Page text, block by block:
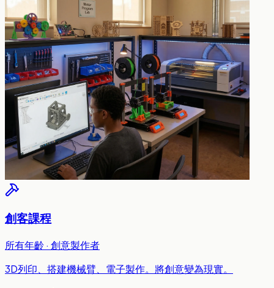
創客課程
所有年齡 · 創意製作者
3D列印、搭建機械臂、電子製作。將創意變為現實。